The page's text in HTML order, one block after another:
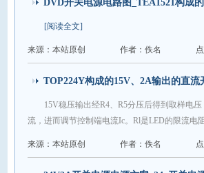
DVD开关电源电路图_TEA1521构成
[阅读全文]
来源：本站原创 作者：佚名
TOP224Y构成的15V、2A输出的直
15V稳压输出经R4、R5分压后得到取样电
流，进而调节控制端电流Ic。Rl是LED的限流电
来源：本站原创 作者：佚名